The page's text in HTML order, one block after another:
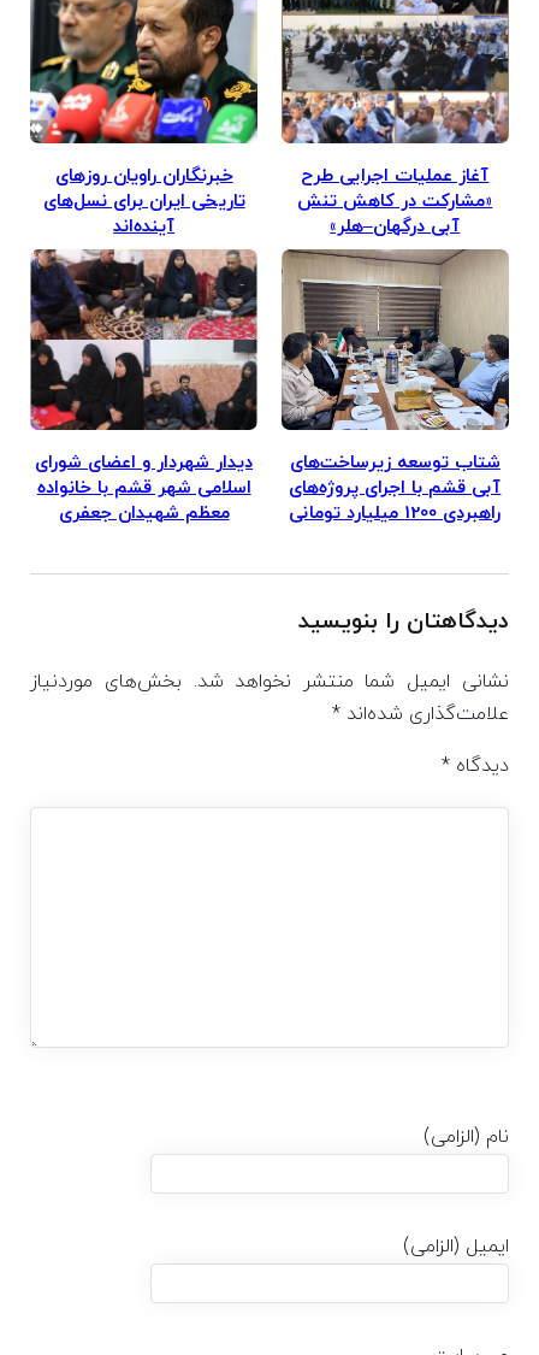
آغاز عملیات اجرایی طرح
«مشارکت در کاهش تنش
آبی درگهان–هلر»
خبرنگاران راویان روزهای
تاریخی ایران برای نسل‌های
آینده‌اند
شتاب توسعه زیرساخت‌های
آبی قشم با اجرای پروژه‌های
راهبردی 1200 میلیارد تومانی
دیدار شهردار و اعضای شورای
اسلامی شهر قشم با خانواده
معظم شهیدان جعفری
دیدگاهتان را بنویسید
نشانی ایمیل شما منتشر نخواهد شد. بخش‌های موردنیاز
علامت‌گذاری شده‌اند*
دیدگاه*
نام (الزامی)
ایمیل (الزامی)